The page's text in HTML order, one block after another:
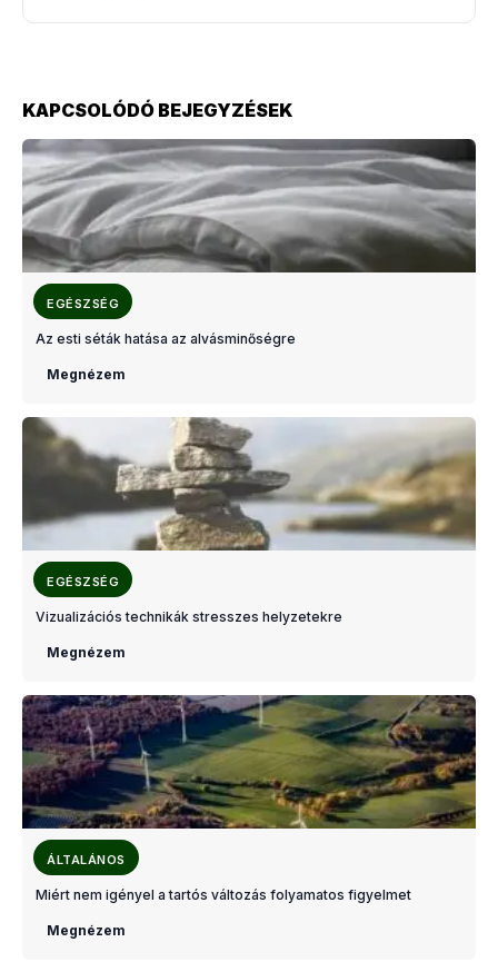
KAPCSOLÓDÓ BEJEGYZÉSEK
EGÉSZSÉG
Az esti séták hatása az alvásminőségre
Megnézem
EGÉSZSÉG
Vizualizációs technikák stresszes helyzetekre
Megnézem
ÁLTALÁNOS
Miért nem igényel a tartós változás folyamatos figyelmet
Megnézem